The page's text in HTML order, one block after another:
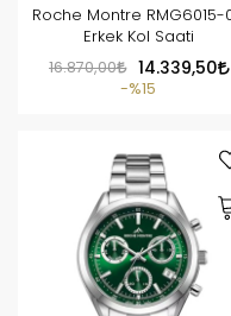
Roche Montre RMG6015-
Erkek Kol Saati
16.870,00
14.339,50
%15